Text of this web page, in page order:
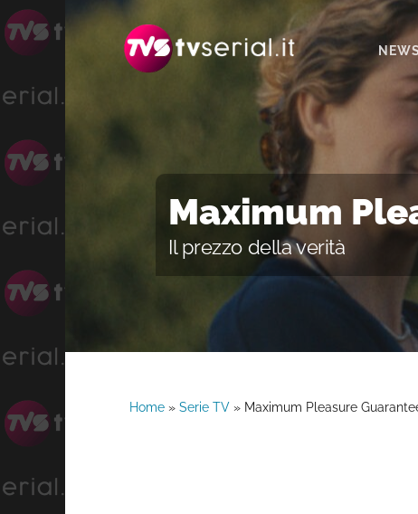
Passa
alla
navigazione
Passa
al
contenuto
NEWS
Maximum
Il prezzo della verità
Home» Serie TV» Maximum Pleasure